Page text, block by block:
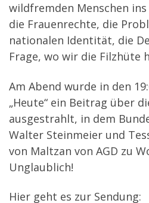
wildfremden Menschen
die Frauenrechte, die
nationalen Identität, die
Frage, wo wir die Filzhüte
Am Abend wurde in den
„Heute“ ein Beitrag über
ausgestrahlt, in dem
Walter Steinmeier und
von Maltzan von AGD zu
Unglaublich!
Hier geht es zur Sendung: